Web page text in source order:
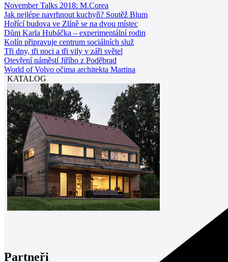
November Talks 2018: M.Corea
Jak nejlépe navrhnout kuchyň? Soutěž Blum
Hořící budova ve Zlíně se na dvou místec
Dům Karla Hubáčka – experimentální rodin
Kolín připravuje centrum sociálních služ
Tři dny, tři noci a tři vily v záři světel
Otevření náměstí Jiřího z Poděbrad
World of Volvo očima architekta Martina
KATALOG
Partneři